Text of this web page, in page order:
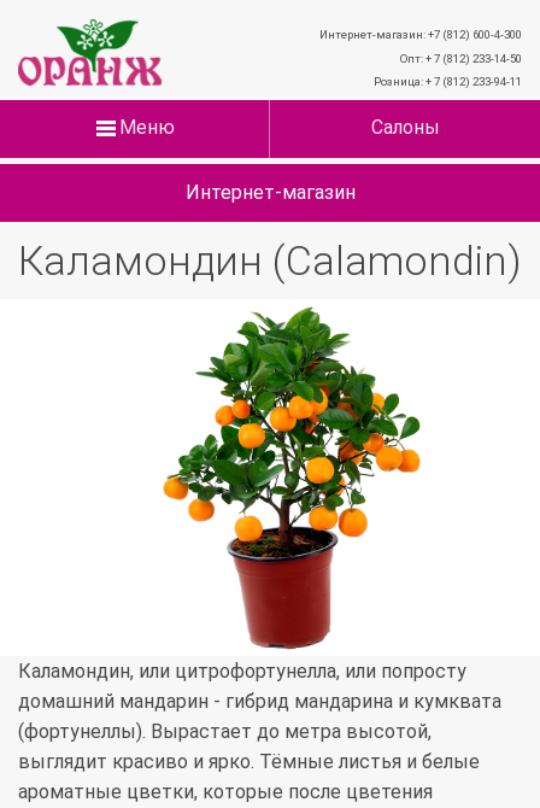
Интернет-магазин: +7 (812) 600-4-300
Опт: + 7 (812) 233-14-50
Розница: + 7 (812) 233-94-11
Меню Салоны
Интернет-магазин
Каламондин (Calamondin)
Каламондин, или цитрофортунелла, или попросту
домашний мандарин - гибрид мандарина и кумквата
(фортунеллы). Вырастает до метра высотой,
выглядит красиво и ярко. Тёмные листья и белые
ароматные цветки, которые после цветения